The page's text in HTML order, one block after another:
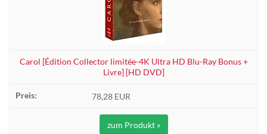
Carol [Édition Collector limitée-4K Ultra HD Blu-Ray Bonus +
Livre] [HD DVD]
78,28 EUR
zum Produkt »